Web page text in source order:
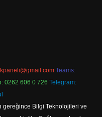
Teams:
0262 606 0 726 Telegram:
gereğince Bilgi Teknolojileri ve